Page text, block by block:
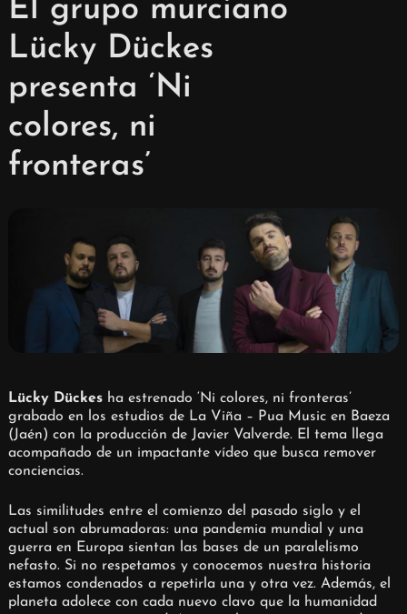
El grupo murciano
Lücky Dückes
presenta ‘Ni
colores, ni
fronteras’
Lücky Dückesha estrenado ‘Ni colores, ni fronteras’
grabado en los estudios de La Viña – Pua Music en Baeza
(Jaén) con la producción de Javier Valverde. El tema llega
acompañado de un impactante vídeo que busca remover
conciencias.
Las similitudes entre el comienzo del pasado siglo y el
actual son abrumadoras: una pandemia mundial y una
guerra en Europa sientan las bases de un paralelismo
nefasto. Si no respetamos y conocemos nuestra historia
estamos condenados a repetirla una y otra vez. Además, el
planeta adolece con cada nuevo clavo que la humanidad